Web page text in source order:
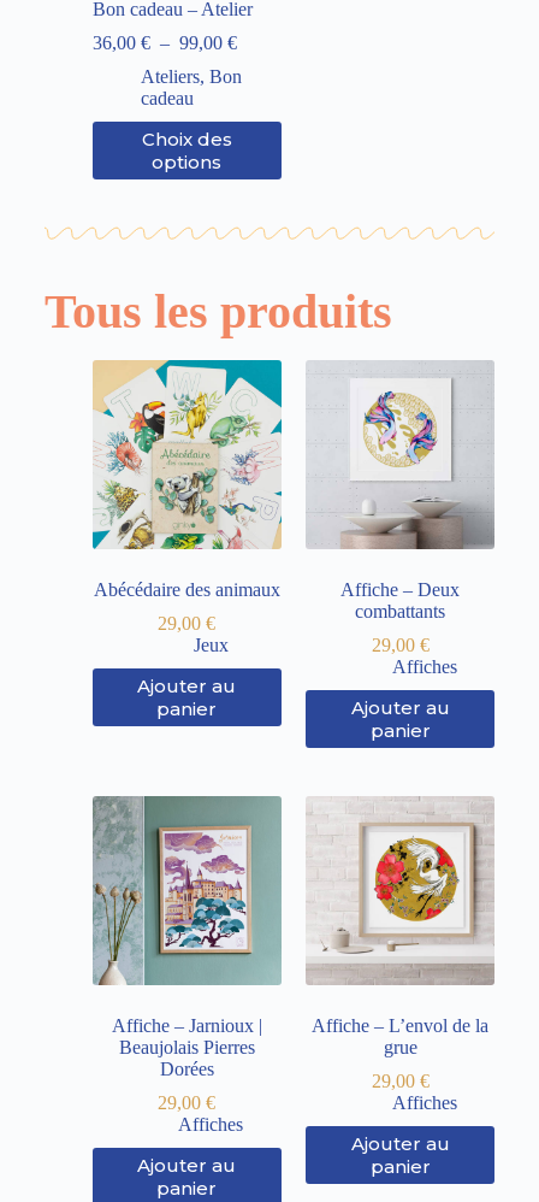
Bon cadeau – Atelier
36,00 € – 99,00 €
Ateliers, Bon
cadeau
Choix des
options
Tous les produits
Abécédaire des animaux
29,00€
Jeux
Ajouter au
panier
Affiche – Deux
combattants
29,00 €
Affiches
Ajouter au
panier
Affiche – Jarnioux |
Beaujolais Pierres
Dorées
29,00€
Affiches
Ajouter au
panier
Affiche – L’envol de la
grue
29,00 €
Affiches
Ajouter au
panier